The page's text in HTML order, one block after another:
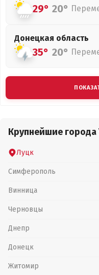
29° 20°
Донецкая область
35° 20°
Крупнейшие
Луцк
Симферополь
Винница
Черновцы
Днепр
Донецк
Житомир